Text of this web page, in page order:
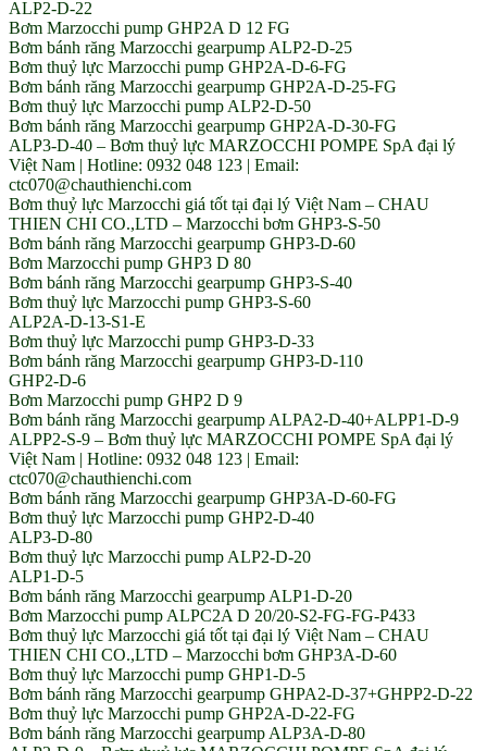
ALP2-D-22
Bơm Marzocchi pump GHP2A D 12 FG
Bơm bánh răng Marzocchi gearpump ALP2-D-25
Bơm thuỷ lực Marzocchi pump GHP2A-D-6-FG
Bơm bánh răng Marzocchi gearpump GHP2A-D-25-FG
Bơm thuỷ lực Marzocchi pump ALP2-D-50
Bơm bánh răng Marzocchi gearpump GHP2A-D-30-FG
ALP3-D-40 – Bơm thuỷ lực MARZOCCHI POMPE SpA đại lý
Việt Nam | Hotline: 0932 048 123 | Email:
ctc070@chauthienchi.com
Bơm thuỷ lực Marzocchi giá tốt tại đại lý Việt Nam – CHAU
THIEN CHI CO.,LTD – Marzocchi bơm GHP3-S-50
Bơm bánh răng Marzocchi gearpump GHP3-D-60
Bơm Marzocchi pump GHP3 D 80
Bơm bánh răng Marzocchi gearpump GHP3-S-40
Bơm thuỷ lực Marzocchi pump GHP3-S-60
ALP2A-D-13-S1-E
Bơm thuỷ lực Marzocchi pump GHP3-D-33
Bơm bánh răng Marzocchi gearpump GHP3-D-110
GHP2-D-6
Bơm Marzocchi pump GHP2 D 9
Bơm bánh răng Marzocchi gearpump ALPA2-D-40+ALPP1-D-9
ALPP2-S-9 – Bơm thuỷ lực MARZOCCHI POMPE SpA đại lý
Việt Nam | Hotline: 0932 048 123 | Email:
ctc070@chauthienchi.com
Bơm bánh răng Marzocchi gearpump GHP3A-D-60-FG
Bơm thuỷ lực Marzocchi pump GHP2-D-40
ALP3-D-80
Bơm thuỷ lực Marzocchi pump ALP2-D-20
ALP1-D-5
Bơm bánh răng Marzocchi gearpump ALP1-D-20
Bơm Marzocchi pump ALPC2A D 20/20-S2-FG-FG-P433
Bơm thuỷ lực Marzocchi giá tốt tại đại lý Việt Nam – CHAU
THIEN CHI CO.,LTD – Marzocchi bơm GHP3A-D-60
Bơm thuỷ lực Marzocchi pump GHP1-D-5
Bơm bánh răng Marzocchi gearpump GHPA2-D-37+GHPP2-D-22
Bơm thuỷ lực Marzocchi pump GHP2A-D-22-FG
Bơm bánh răng Marzocchi gearpump ALP3A-D-80